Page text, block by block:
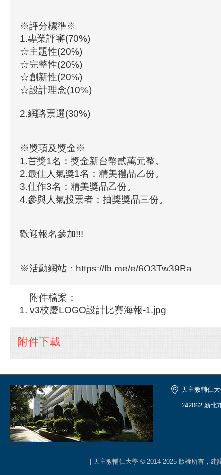
※評分標準※
1.專業評審(70%)
☆主題性(20%)
☆完整性(20%)
☆創新性(20%)
☆設計理念(10%)
2.網路票選(30%)
※獎項及獎金※
1.首獎1名：獎金新台幣貳萬元整。
2.最佳人氣獎1名：精美禮品乙份。
3.佳作3名：精美獎品乙份。
4.參與人氣投票者：抽獎獎品三份。
歡迎報名參加!!!
※活動網站：https://fb.me/e/6O3Tw39Ra
附件檔案：
v3校慶LOGO設計比賽海報-1.jpg
附件下載
天主教輔仁
242062 新北
| 天主教輔仁大學 © 2014-2025 版權所有，